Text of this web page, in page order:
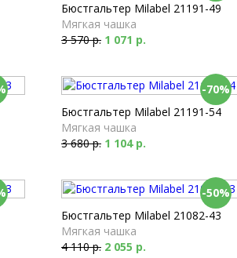
Бюстгальтер Milabel 21191-49
Мягкая чашка
3 570 р. 1 071 р.
-70%
Бюстгальтер Milabel 21191-54
Мягкая чашка
3 680 р. 1 104 р.
-50%
Бюстгальтер Milabel 21082-43
Мягкая чашка
4 110 р. 2 055 р.